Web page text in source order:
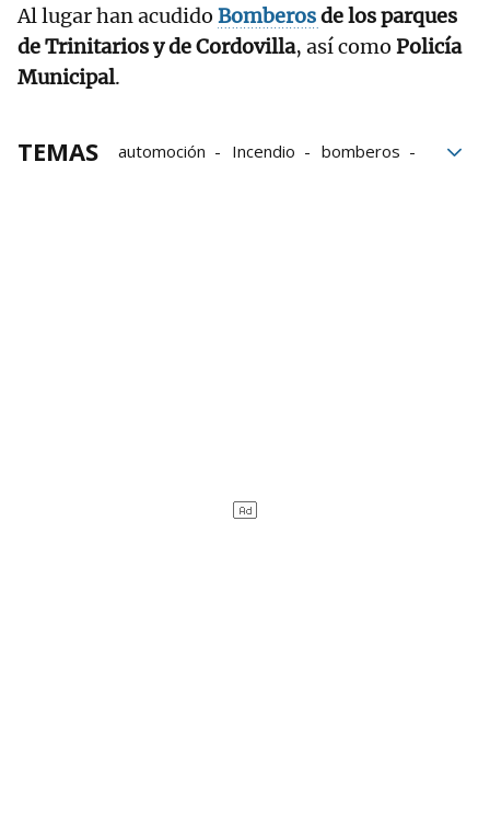
Al lugar han acudido Bomberosde los parques
de Trinitarios y de Cordovilla, así como Policía
Municipal.
TEMAS automoción Incendio
bomberos